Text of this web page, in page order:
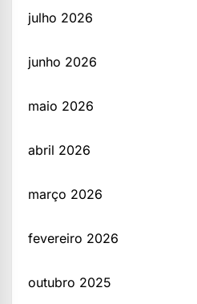
julho 2026
junho 2026
maio 2026
abril 2026
março 2026
fevereiro 2026
outubro 2025